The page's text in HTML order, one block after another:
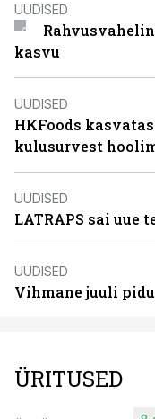
UUDISED
kasvu
UUDISED
HKFoods
kulusurvest
UUDISED
LATRAPS sai uue
UUDISED
Vihmane juuli
ÜRITUSED